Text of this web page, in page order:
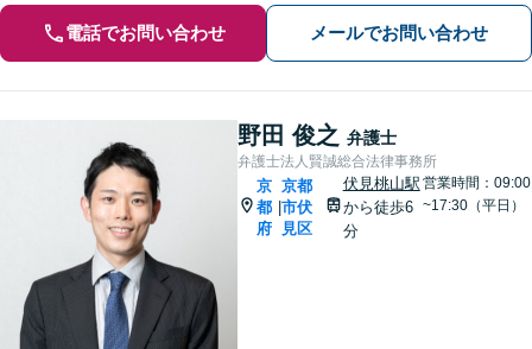
電話でお問い合わせ メールでお問い合わせ
野田 俊之 弁護士
弁護士法人賢誠総合法律事務所
京
都
府
京都
市伏
見区
伏見桃山駅
から徒歩6
分
営業時間：09:00
~17:30（平日）